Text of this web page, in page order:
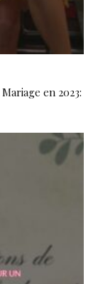
en 2023: